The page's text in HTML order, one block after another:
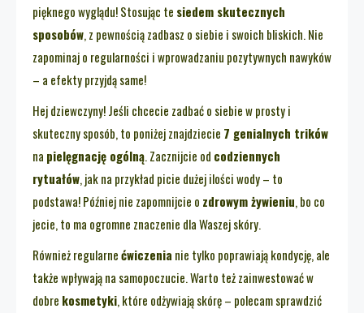
pięknego wyglądu! Stosując te siedem skutecznych
sposobów, z pewnością zadbasz o siebie i swoich bliskich. Nie
zapominaj o regularności i wprowadzaniu pozytywnych nawyków
– a efekty przyjdą same!
Hej dziewczyny! Jeśli chcecie zadbać o siebie w prosty i
skuteczny sposób, to poniżej znajdziecie 7 genialnych trików
na pielęgnację ogólną. Zacznijcie od codziennych
rytuałów, jak na przykład picie dużej ilości wody – to
podstawa! Później nie zapomnijcie o zdrowym żywieniu, bo co
jecie, to ma ogromne znaczenie dla Waszej skóry.
Również regularnećwiczenia nie tylko poprawiają kondycję, ale
także wpływają na samopoczucie. Warto też zainwestować w
dobre kosmetyki, które odżywiają skórę – polecam sprawdzić